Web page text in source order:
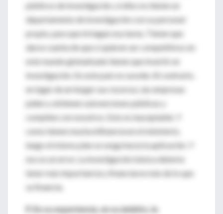
públicos de investigación, si ellos no tienen un
departamento de investigación con su personal
propio, para que le hagan esa tarea. Tienen que
darse cuenta de que si quieren ser competitivos en
este mundo globalizado tienen que invertir en
investigación. En este país no sucede. Al contrario,
en lugar de arriesgar sus recursos, las empresas
piden y obtienen subvenciones públicas y
compiten con nosotros. Esto es inaceptable. Y
como tienen mucha influencia en el ministerio,
luego el mismo plan se sesga hacia la aplicación. Y
eso es un error. La investigación básica debería
tener más importancia y financiarse más de lo que
se financia.
P. En su experiencia, en su ámbito, la